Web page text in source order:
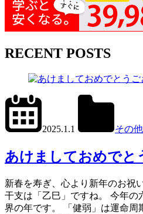
RECENT POSTS
2025.1.1 その他
あけましておめでと
新春を寿ぎ、心より新年のお祝
干支は「乙巳」ですね。 今年の
界の年です。 「健弱」は運命周